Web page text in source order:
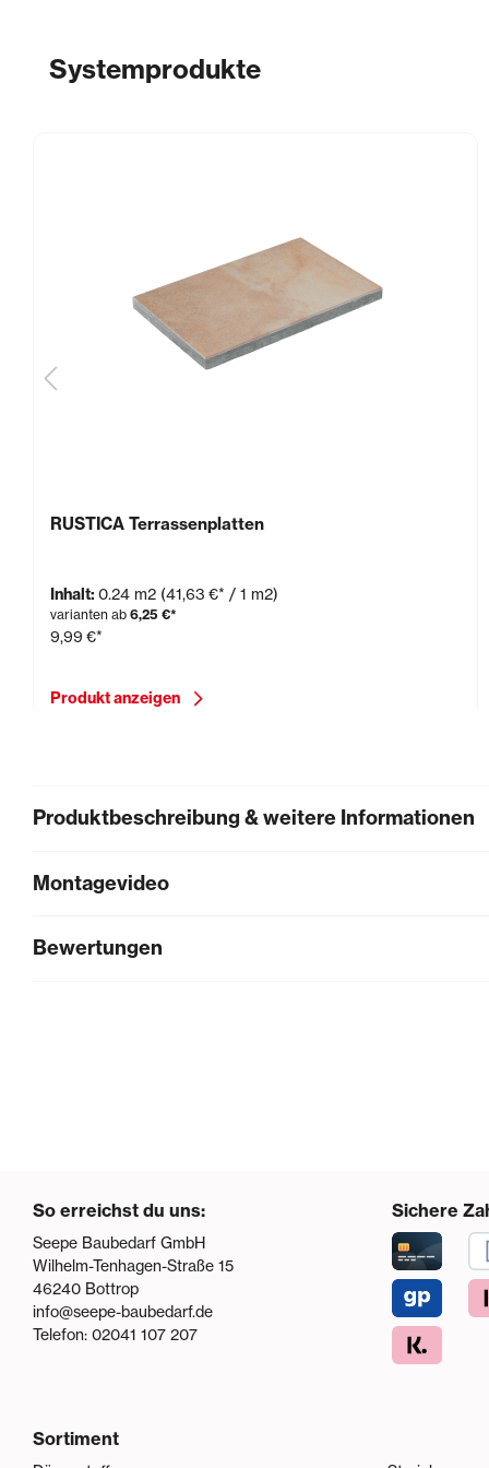
Systemprodukte
RUSTICA Terrassenplatten
Inhalt: 0.24 m2 (41,63 €* / 1 m2)
varianten ab 6,25 €*
9,99 €*
Produkt anzeigen
Produktbeschreibung & weitere Informationen
Montagevideo
Bewertungen
So erreichst du uns:
Seepe Baubedarf GmbH
Wilhelm-Tenhagen-Straße 15
46240 Bottrop
info@seepe-baubedarf.de
Telefon: 02041 107 207
Sichere
Sortiment